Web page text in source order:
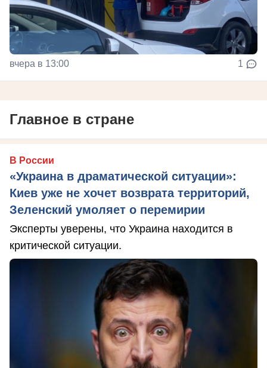
вчера в 13:00 1
Главное в стране
В России
«Украина в драматической ситуации»:
Киев уже не хочет возврата территорий,
Зеленский умоляет о перемирии
Эксперты уверены, что Украина находится в
критической ситуации.